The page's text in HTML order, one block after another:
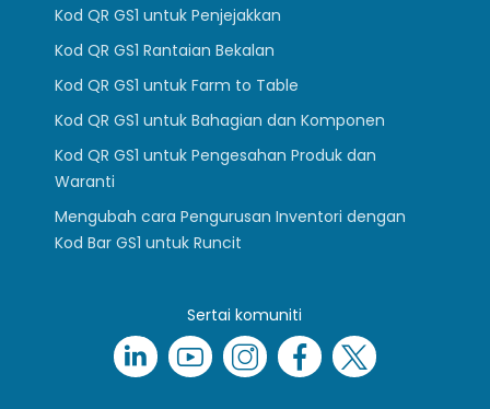
Kod QR GS1 untuk Penjejakkan
Kod QR GS1 Rantaian Bekalan
Kod QR GS1 untuk Farm to Table
Kod QR GS1 untuk Bahagian dan Komponen
Kod QR GS1 untuk Pengesahan Produk dan
Waranti
Mengubah cara Pengurusan Inventori dengan
Kod Bar GS1 untuk Runcit
Sertai komuniti